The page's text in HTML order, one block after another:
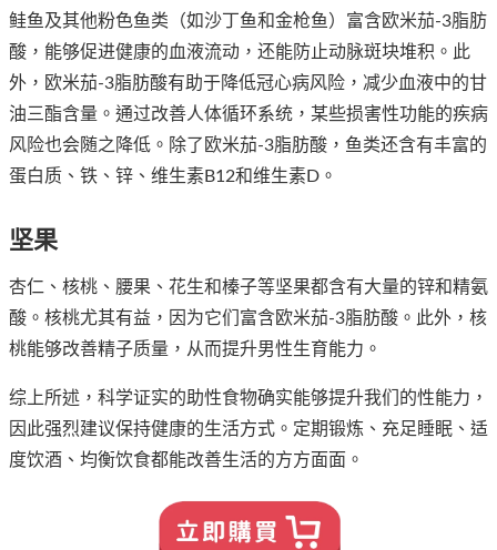
鲑鱼及其他粉色鱼类（如沙丁鱼和金枪鱼）富含欧米茄-3脂肪
酸，能够促进健康的血液流动，还能防止动脉斑块堆积。此
外，欧米茄-3脂肪酸有助于降低冠心病风险，减少血液中的甘
油三酯含量。通过改善人体循环系统，某些损害性功能的疾病
风险也会随之降低。除了欧米茄-3脂肪酸，鱼类还含有丰富的
蛋白质、铁、锌、维生素B12和维生素D。
坚果
杏仁、核桃、腰果、花生和榛子等坚果都含有大量的锌和精氨
酸。核桃尤其有益，因为它们富含欧米茄-3脂肪酸。此外，核
桃能够改善精子质量，从而提升男性生育能力。
综上所述，科学证实的助性食物确实能够提升我们的性能力，
因此强烈建议保持健康的生活方式。定期锻炼、充足睡眠、适
度饮酒、均衡饮食都能改善生活的方方面面。